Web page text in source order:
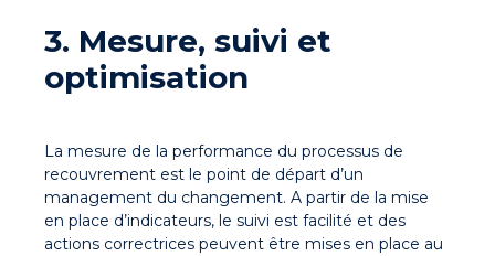
3. Mesure, suivi et
optimisation
La mesure de la performance du processus de
recouvrement est le point de départ d’un
management du changement. A partir de la mise
en place d’indicateurs, le suivi est facilité et des
actions correctrices peuvent être mises en place au